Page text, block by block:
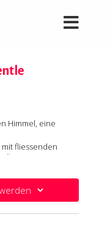
Himmel, eine
fliessenden
zur
Viravadrasana
Sushumna Nadi
(Baum) hilft dir
im Kamel
Kraft und